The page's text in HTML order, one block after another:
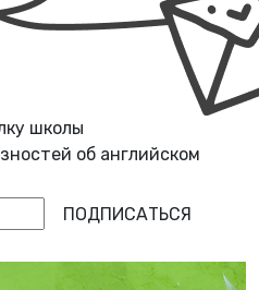
школы
об английском
ПОДПИСАТЬСЯ